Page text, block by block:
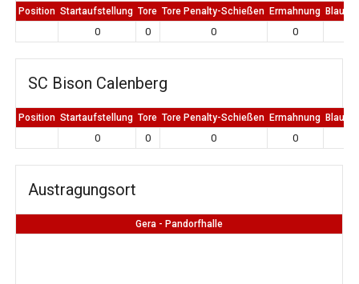
Position Startaufstellung Tore Tore Penalty-Schießen Ermahnung Blaue
0 0 0 0
SC Bison Calenberg
Position Startaufstellung Tore Tore Penalty-Schießen Ermahnung Blaue
0 0 0 0
Austragungsort
Gera - Pandorfhalle